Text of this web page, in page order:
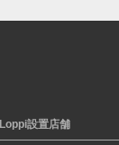
Loppi設置店舗